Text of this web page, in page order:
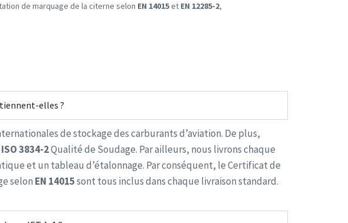
de marquage de la citerne selon EN 14015et EN 12285-2,
elles ?
de stockage des carburants d’aviation. De plus,
ISO 3834-2Qualité de Soudage. Par ailleurs, nous livrons chaque
et un tableau d’étalonnage. Par conséquent, le Certificat de
selon EN 14015sont tous inclus dans chaque livraison standard.